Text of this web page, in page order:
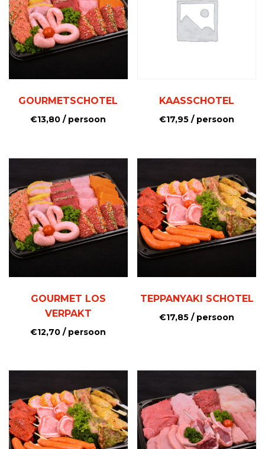
GOURMETSCHOTEL
€13,80 / persoon
KAASSCHOTEL
€17,95 / persoon
GOURMET LOS
VERPAKT
€12,70 / persoon
TEPPANYAKI SCHOTEL
€17,85 / persoon